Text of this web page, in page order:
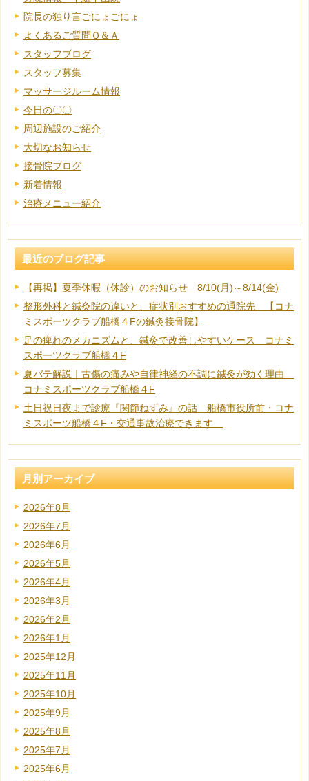
院長の独り言ごにょごにょ
よくあるご質問Ｑ＆Ａ
スタッフブログ
スタッフ募集
マッサージルーム情報
今日の〇〇
周辺施設のご紹介
大切なお知らせ
接骨院ブログ
新着情報
治療メニュー紹介
最近のブログ記事
【再掲】夏季休暇（休診）のお知らせ 8/10(月)～8/14(金)
整形外科と鍼灸院の違いと、症状別おすすめの通院先 【コナ
ミスポーツクラブ船橋４Fの鍼灸接骨院】
足の痺れのメカニズムと、鍼灸で改善しやすいケース コナミ
スポーツクラブ船橋４F
夏バテ解説｜古傷の痛みや自律神経の不調に鍼灸が効く理由
コナミスポーツクラブ船橋４F
土日祝日夜まで診療『関節ねずみ』の話 船橋市役所前・コナ
ミスポーツ船橋４F・交通事故治療できます
月別アーカイブ
2026年8月
2026年7月
2026年6月
2026年5月
2026年4月
2026年3月
2026年2月
2026年1月
2025年12月
2025年11月
2025年10月
2025年9月
2025年8月
2025年7月
2025年6月